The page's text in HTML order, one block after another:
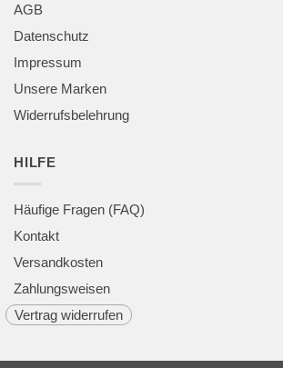
AGB
Datenschutz
Impressum
Unsere Marken
Widerrufsbelehrung
HILFE
Häufige Fragen (FAQ)
Kontakt
Versandkosten
Zahlungsweisen
Vertrag widerrufen